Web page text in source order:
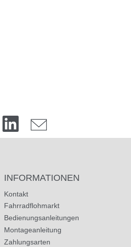
INFORMATIONEN
Kontakt
Fahrradflohmarkt
Bedienungsanleitungen
Montageanleitung
Zahlungsarten